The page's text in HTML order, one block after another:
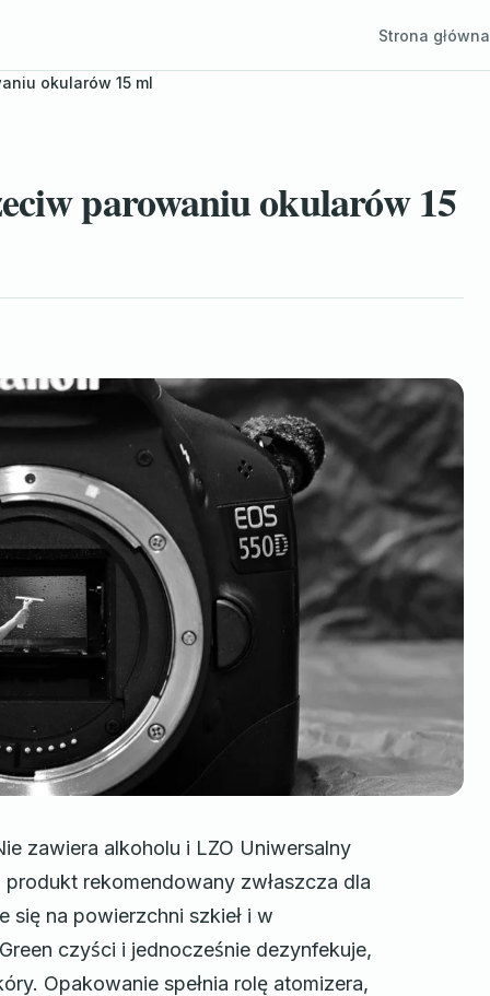
Strona główna
okularów 15 ml
parowaniu okularów 15
zawiera alkoholu i LZO Uniwersalny
rekomendowany zwłaszcza dla
się na powierzchni szkieł i w
czyści i jednocześnie dezynfekuje,
Opakowanie spełnia rolę atomizera,